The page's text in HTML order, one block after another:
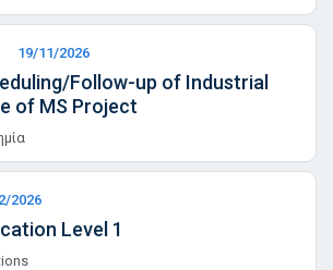
19/11/2026
Follow-up of Industrial
of MS Project
2026
Level 1